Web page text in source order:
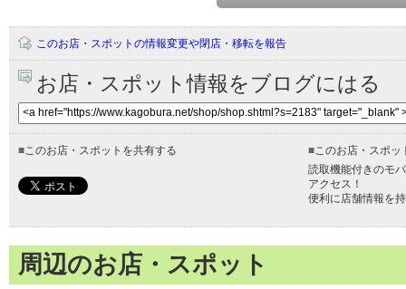
このお店・スポットの情報変更や閉店・移転を報告
お店・スポット情報をブログにはる
■ このお店・スポットを共有する ■ このお店・スポ
読取機能付きのモ
アクセス！
便利に店舗情報を
周辺のお店・スポット